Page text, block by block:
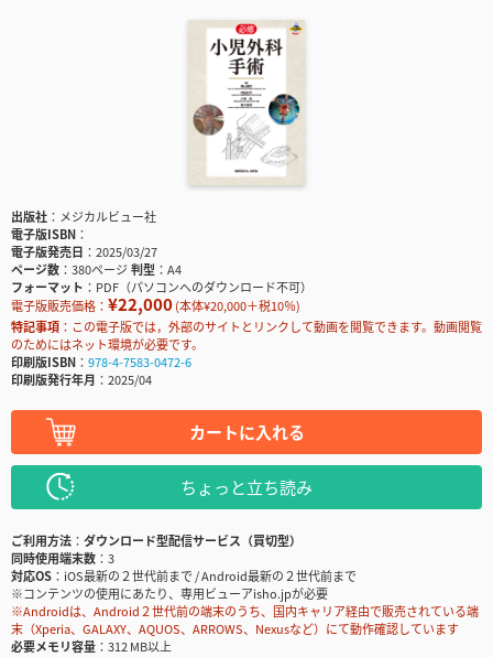
出版社
メジカルビュー社
電子版ISBN
電子版発売日
2025/03/27
ページ数
380ページ判型
A4
フォーマット
PDF（パソコンへのダウンロード不可）
電子版販売価格： ¥22,000(本体¥20,000＋税10％)
特記事項
この電子版では，外部のサイトとリンクして動画を閲覧できます。動画閲覧
のためにはネット環境が必要です。
印刷版ISBN
978-4-7583-0472-6
印刷版発行年月
2025/04
カートに入れる
ちょっと立ち読み
ご利用方法
ダウンロード型配信サービス（買切型）
同時使用端末数
3
対応OS
iOS最新の２世代前まで / Android最新の２世代前まで
※コンテンツの使用にあたり、専用ビューアisho.jpが必要
※Androidは、Android２世代前の端末のうち、国内キャリア経由で販売されている端
末（Xperia、GALAXY、AQUOS、ARROWS、Nexusなど）にて動作確認しています
必要メモリ容量
312 MB以上